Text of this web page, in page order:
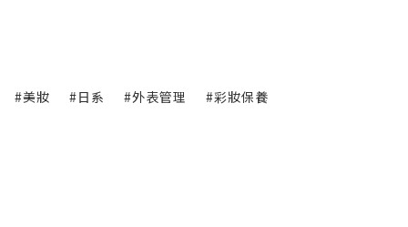
#美妝 #日系 #外表管理 #彩妝保養